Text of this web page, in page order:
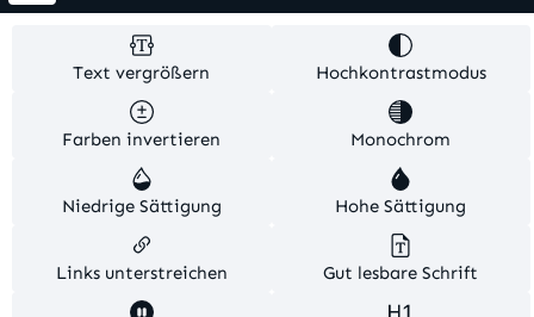
Herstellerangaben und ohne Gewähr.
© 2026 MKV24 – Alle Rechte vorbehalten. Theme by
Text vergrößern Hochkontrastmodus
Farben invertieren Monochrom
Niedrige Sättigung Hohe Sättigung
Links unterstreichen Gut lesbare Schrift